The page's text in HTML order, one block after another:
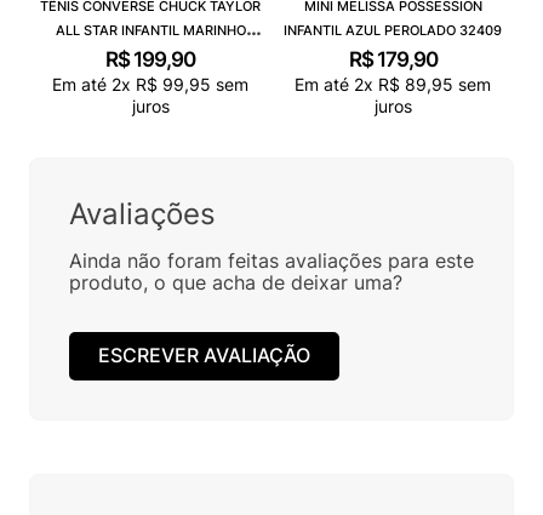
TÊNIS CONVERSE CHUCK TAYLOR
ALL STAR INFANTIL MARINHO
CK00020003
R$ 199,90
Em até 2x R$ 99,95 sem
juros
MINI MELISSA POSSESSION
INFANTIL AZUL PEROLADO 32409
R$ 179,90
Em até 2x R$ 89,95 sem
juros
Avaliações
Ainda não foram feitas avaliações para este
produto, o que acha de deixar uma?
ESCREVER AVALIAÇÃO